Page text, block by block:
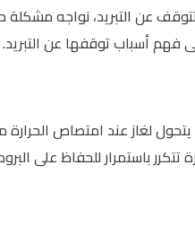
تتوقف عن التبريد، نواجه
فهم أسباب توقفها عن التبريد.
لغاز عند امتصاص
باستمرار للحفاظ على